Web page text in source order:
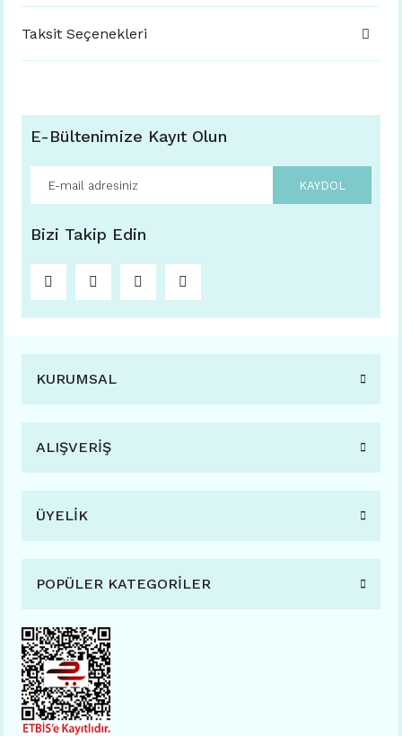
Taksit Seçenekleri
E-Bültenimize Kayıt Olun
KAYDOL
Bizi Takip Edin
KURUMSAL
ALIŞVERİŞ
ÜYELİK
POPÜLER KATEGORİLER